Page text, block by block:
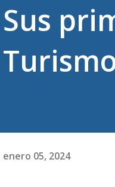
Sus
enero 05, 2024